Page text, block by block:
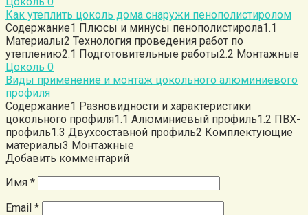
Как утеплить цоколь дома снаружи пенополистиролом
Содержание1 Плюсы и минусы пенополистирола1.1
Материалы2 Технология проведения работ по
утеплению2.1 Подготовительные работы2.2 Монтажные
Цоколь 0
Виды применение и монтаж цокольного алюминиевого
профиля
Содержание1 Разновидности и характеристики
цокольного профиля1.1 Алюминиевый профиль1.2 ПВХ-
профиль1.3 Двухсоставной профиль2 Комплектующие
материалы3 Монтажные
Добавить комментарий
Имя *
Email *